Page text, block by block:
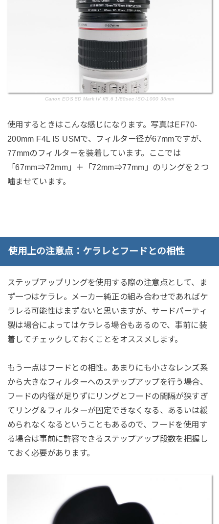
Canon EOS 5D Mark IV f/5.6 1/80sec ISO-1000 35mm
使用するときはこんな感じになります。写真はEF70-
200mm F4L IS USMで、フィルター径が67mmですが、
77mmのフィルターを装着しています。ここでは
「67mm⇒72mm」＋「72mm⇒77mm」のリングを２つ
噛ませています。
使用上の注意点：ケラレとフードとの相性
ステップアップリングを使用する際の注意点として、ま
ず一つはケラレ。メーカー純正の組み合わせであればケ
ラレる可能性はまずないと思いますが、サードパーティ
製は場合によってはケラレる場合もあるので、事前に装
着してチェックしておくことをオススメします。
もう一点はフードとの相性。あまりにも小さなレンズ系
から大きなフィルターへのステップアップを行う場合、
フードの内径が足りずにリングとフードの間隔が狭すぎ
てリング＆フィルターが固定できなくなる、あるいは緩
められなくなるということもあるので、フードを使用す
る場合は事前に許容できるステップアップ段数を把握し
ておく必要があります。